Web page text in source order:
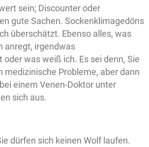
sein; Discounter oder
gute Sachen. Sockenklimagedöns
überschätzt. Ebenso alles, was
anregt, irgendwas
was weiß ich. Es sei denn, Sie
medizinische Probleme, aber dann
einem Venen-Doktor unter
sich aus.
dürfen sich keinen Wolf laufen.